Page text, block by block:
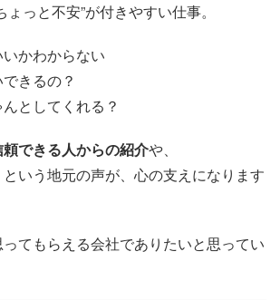
っと不安”が付きやすい仕事。
いかわからない
きるの？
としてくれる？
頼できる人からの紹介や、
という地元の声が、心の支えになります
てもらえる会社でありたいと思ってい